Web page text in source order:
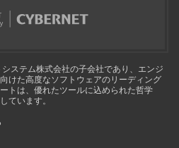
ステム株式会社の子会社であり、エンジ
けた高度なソフトウェアのリーディング
トは、優れたツールに込められた哲学
ています。